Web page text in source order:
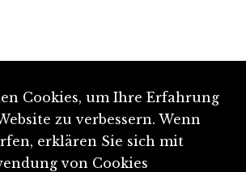
Cookies, um Ihre Erfahrung
zu verbessern. Wenn
erklären Sie sich mit
von Cookies